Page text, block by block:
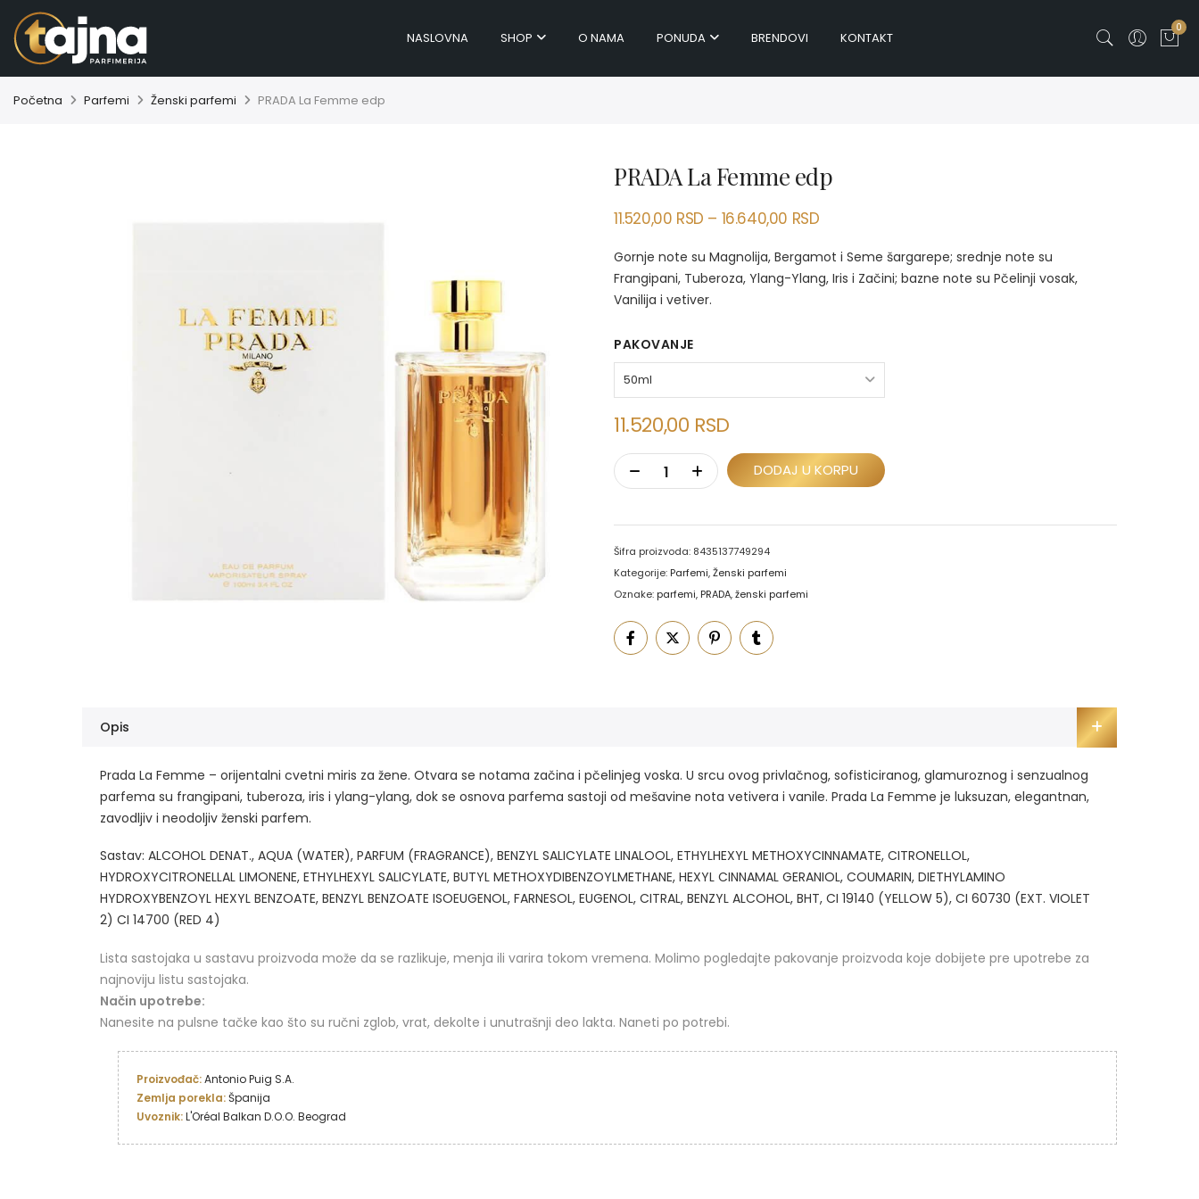
NASLOVNA SHOP O NAMA PONUDA BRENDOVI KONTAKT
0
Početna Parfemi Ženski parfemi PRADA La Femme edp
PRADA La Femme edp
11.520,00 RSD – 16.640,00 RSD
Gornje note su Magnolija, Bergamot i Seme šargarepe; srednje note su
Frangipani, Tuberoza, Ylang-Ylang, Iris i Začini; bazne note su Pčelinji vosak,
Vanilija i vetiver.
PAKOVANJE
11.520,00 RSD
DODAJ U KORPU
Šifra proizvoda: 8435137749294
Kategorije: Parfemi,Ženski parfemi
Oznake: parfemi, PRADA,ženski parfemi
Opis
Prada La Femme – orijentalni cvetni miris za žene. Otvara se notama začina i pčelinjeg voska. U srcu ovog privlačnog, sofisticiranog, glamuroznog i senzualnog
parfema su frangipani, tuberoza, iris i ylang-ylang, dok se osnova parfema sastoji od mešavine nota vetivera i vanile. Prada La Femme je luksuzan, elegantnan,
zavodljiv i neodoljiv ženski parfem.
Sastav: ALCOHOL DENAT., AQUA (WATER), PARFUM (FRAGRANCE), BENZYL SALICYLATE LINALOOL, ETHYLHEXYL METHOXYCINNAMATE, CITRONELLOL,
HYDROXYCITRONELLAL LIMONENE, ETHYLHEXYL SALICYLATE, BUTYL METHOXYDIBENZOYLMETHANE, HEXYL CINNAMAL GERANIOL, COUMARIN, DIETHYLAMINO
HYDROXYBENZOYL HEXYL BENZOATE, BENZYL BENZOATE ISOEUGENOL, FARNESOL, EUGENOL, CITRAL, BENZYL ALCOHOL, BHT, CI 19140 (YELLOW 5), CI 60730 (EXT. VIOLET
2) CI 14700 (RED 4)
Lista sastojaka u sastavu proizvoda može da se razlikuje, menja ili varira tokom vremena. Molimo pogledajte pakovanje proizvoda koje dobijete pre upotrebe za
najnoviju listu sastojaka.
Način upotrebe:
Nanesite na pulsne tačke kao što su ručni zglob, vrat, dekolte i unutrašnji deo lakta. Naneti po potrebi.
Proizvođač:
Zemlja porekla:
Uvoznik: L'Oréal Balkan D.O.O. Beograd